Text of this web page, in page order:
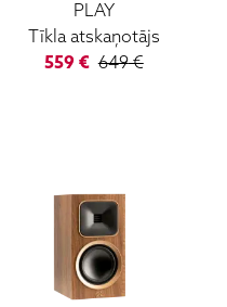
PLAY
Tīkla atskaņotājs
559€ 649€